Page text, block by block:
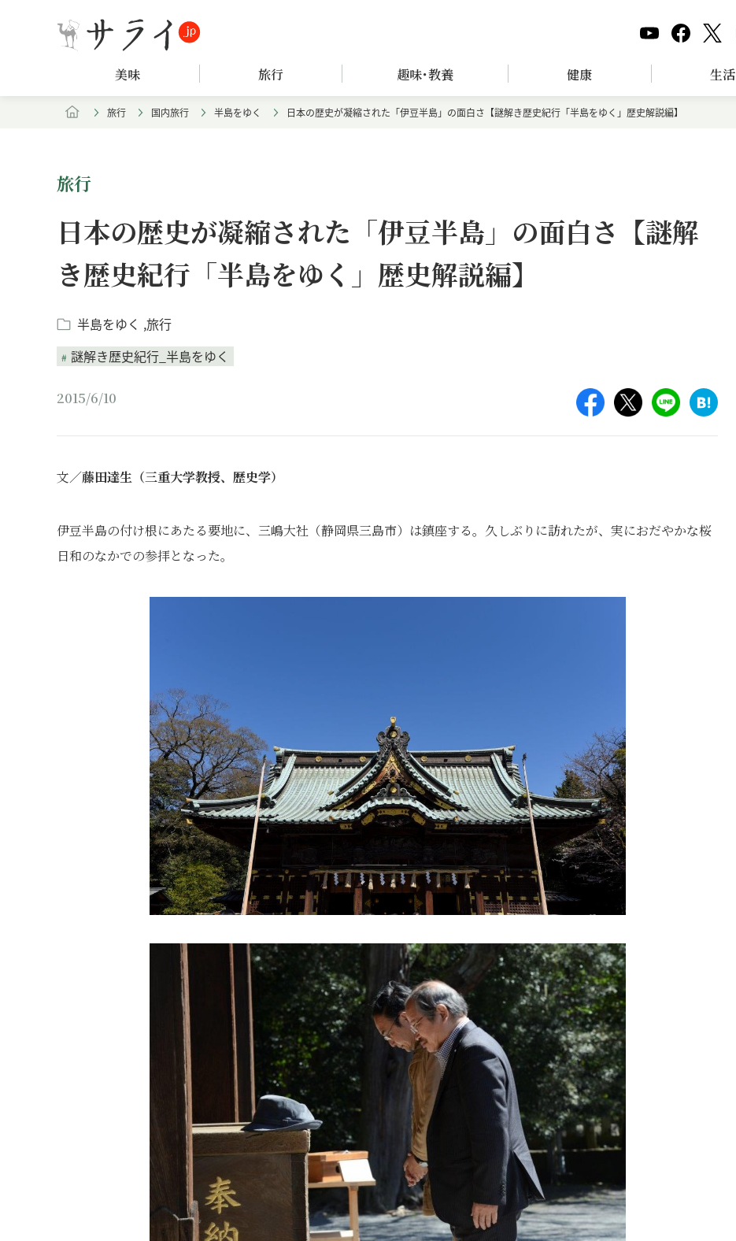
美味 旅行 趣味･教養 健康 生活
旅行 国内旅行 半島をゆく 日本の歴史が凝縮された「伊豆半島」の面白さ【謎解き歴史紀行「半島をゆく」歴史解説編】
旅行
日本の歴史が凝縮された「伊豆半島」の面白さ【謎解
き歴史紀行「半島をゆく」歴史解説編】
半島をゆく 旅行
謎解き歴史紀行_半島をゆく
2015/6/10
文／藤田達生（三重大学教授、歴史学）
伊豆半島の付け根にあたる要地に、三嶋大社（静岡県三島市）は鎮座する。久しぶりに訪れたが、実におだやかな桜
日和のなかでの参拝となった。